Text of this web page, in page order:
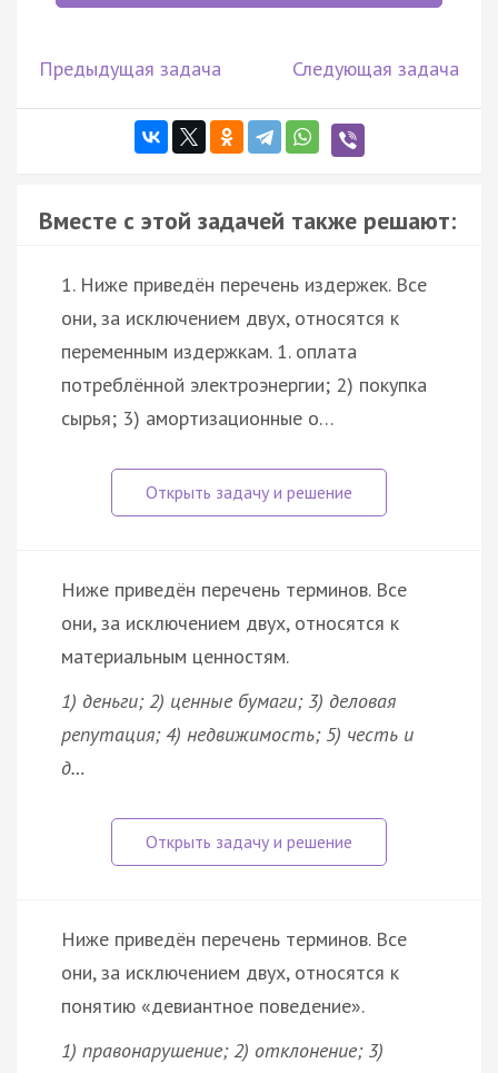
Предыдущая задача Следующая задача
Вместе с этой задачей также решают:
1. Ниже приведён перечень издержек. Все
они, за исключением двух, относятся к
переменным издержкам. 1. оплата
потреблённой электроэнергии; 2) покупка
сырья; 3) амортизационные о…
Ниже приведён перечень терминов. Все
они, за исключением двух, относятся к
материальным ценностям.
1) деньги; 2) ценные бумаги; 3) деловая
репутация; 4) недвижимость; 5) честь и
д…
Ниже приведён перечень терминов. Все
они, за исключением двух, относятся к
понятию «девиантное поведение».
1) правонарушение; 2) отклонение; 3)